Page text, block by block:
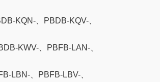
KQN-、PBDB-KQV-、
KWV-、PBFB-LAN-、
LBN-、PBFB-LBV-、